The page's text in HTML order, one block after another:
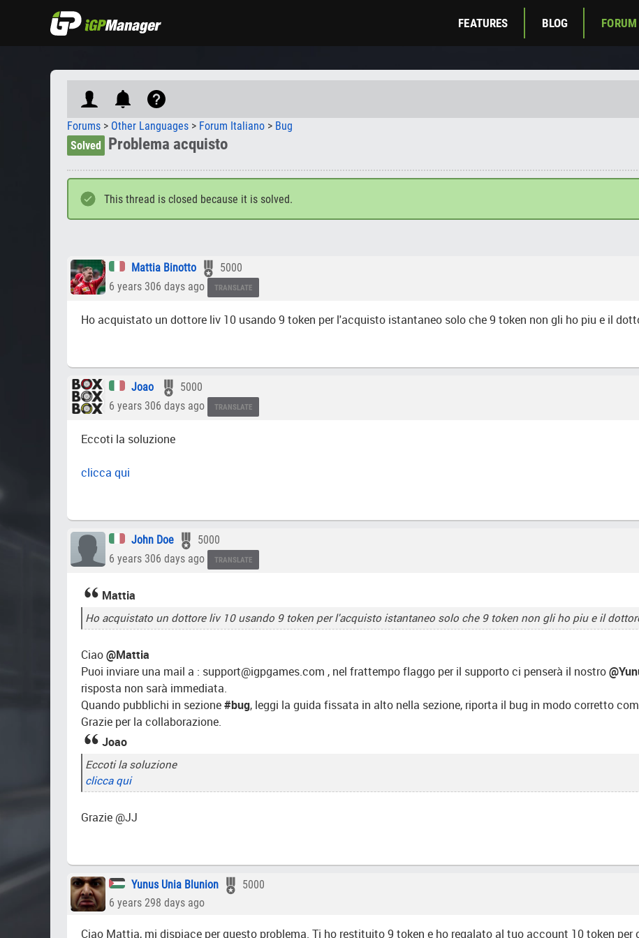
FEATURES BLOG FORUM
Forums > Other Languages > Forum Italiano > Bug
Solved
Problema acquisto
This thread is closed because it is solved.
Mattia Binotto
5000
6 years 306 days ago
TRANSLATE
Ho acquistato un dottore liv 10 usando 9 token per l'acquisto istantaneo solo che 9 token non gli ho piu e il
Joao ㅤㅤㅤㅤㅤ
5000
6 years 306 days ago
TRANSLATE
Eccoti la soluzione
clicca qui
John Doe
5000
6 years 306 days ago
TRANSLATE
Mattia
Ho acquistato un dottore liv 10 usando 9 token per l'acquisto istantaneo solo che 9 token non gli ho piu e il
Ciao@Mattia
Puoi inviare una mail a : support@igpgames.com , nel frattempo flaggo per il supporto ci penserà il nostro
risposta non sarà immediata.
Quando pubblichi in sezione#bug, leggi la guida fissata in alto nella sezione, riporta il bug in modo corretto
Grazie per la collaborazione.
Joao
Eccoti la soluzione
clicca qui
Grazie @JJ
Yunus Unia Blunion
5000
6 years 298 days ago
Ciao Mattia, mi dispiace per questo problema. Ti ho restituito 9 token e ho regalato al tuo account 10 token per